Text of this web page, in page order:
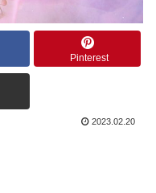
Pinterest
2023.02.20